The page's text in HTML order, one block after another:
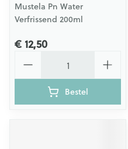
Mustela Pn Water
Verfrissend 200ml
€ 12,50
Bestel